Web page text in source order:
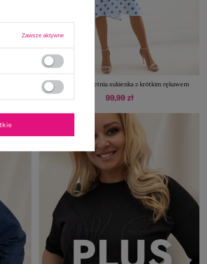
Jasnoniebieska letnia sukienka z krótkim rękawem
99,99 zł
Zawsze aktywne